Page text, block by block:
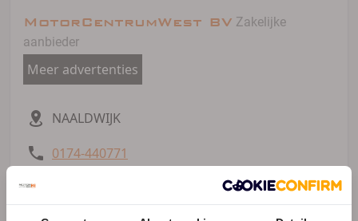
MotorCentrumWest BV Zakelijke
aanbieder
Meer advertenties
NAALDWIJK
0174-440771